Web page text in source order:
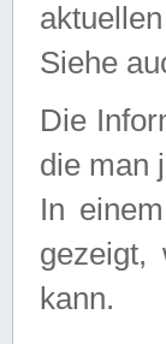
Siehe
Die
die man
In
gezeigt,
kann.